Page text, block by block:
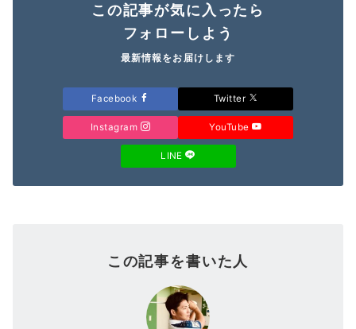
この記事が気に入ったら
フォローしよう
最新情報をお届けします
Facebook Twitter
Instagram YouTube
LINE
この記事を書いた人